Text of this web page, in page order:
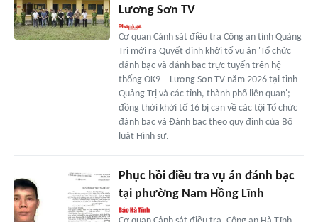
Lương Sơn TV
Cơ quan Cảnh sát điều tra Công an tỉnh Quảng
Trị mới ra Quyết định khởi tố vụ án 'Tổ chức
đánh bạc và đánh bạc trực tuyến trên hệ
thống OK9 – Lương Sơn TV năm 2026 tại tỉnh
Quảng Trị và các tỉnh, thành phố liên quan';
đồng thời khởi tố 16 bị can về các tội Tổ chức
đánh bạc và Đánh bạc theo quy định của Bộ
luật Hình sự.
Phục hồi điều tra vụ án đánh bạc
tại phường Nam Hồng Lĩnh